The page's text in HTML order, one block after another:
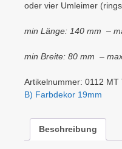
oder vier Umleimer
min Länge: 140 mm –
min Breite: 80 mm –
Artikelnummer: 0112 MT
B) Farbdekor 19mm
Beschreibung